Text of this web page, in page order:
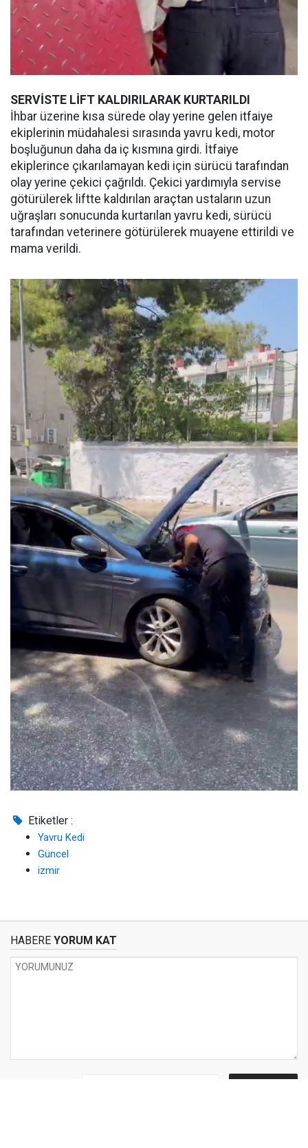
SERVİSTE LİFT KALDIRILARAK KURTARILDI
İhbar üzerine kısa sürede olay yerine gelen itfaiye
ekiplerinin müdahalesi sırasında yavru kedi, motor
boşluğunun daha da iç kısmına girdi. İtfaiye
ekiplerince çıkarılamayan kedi için sürücü tarafından
olay yerine çekici çağrıldı. Çekici yardımıyla servise
götürülerek liftte kaldırılan araçtan ustaların uzun
uğraşları sonucunda kurtarılan yavru kedi, sürücü
tarafından veterinere götürülerek muayene ettirildi ve
mama verildi.
Etiketler :
Yavru Kedi
Güncel
izmir
HABERE YORUM KAT